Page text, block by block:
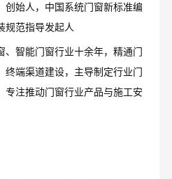
创始人，中国系统门窗新标准编
规范指导发起人
、智能门窗行业十余年，精通门
终端渠道建设，主导制定行业门
专注推动门窗行业产品与施工安